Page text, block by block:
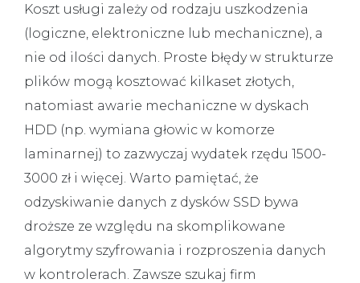
Koszt usługi zależy od rodzaju uszkodzenia
(logiczne, elektroniczne lub mechaniczne), a
nie od ilości danych. Proste błędy w strukturze
plików mogą kosztować kilkaset złotych,
natomiast awarie mechaniczne w dyskach
HDD (np. wymiana głowic w komorze
laminarnej) to zazwyczaj wydatek rzędu 1500-
3000 zł i więcej. Warto pamiętać, że
odzyskiwanie danych z dysków SSD bywa
droższe ze względu na skomplikowane
algorytmy szyfrowania i rozproszenia danych
w kontrolerach. Zawsze szukaj firm